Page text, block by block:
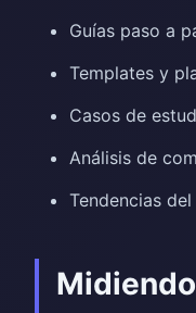
Guías paso a
Templates y
Casos de
Análisis de
Tendencias